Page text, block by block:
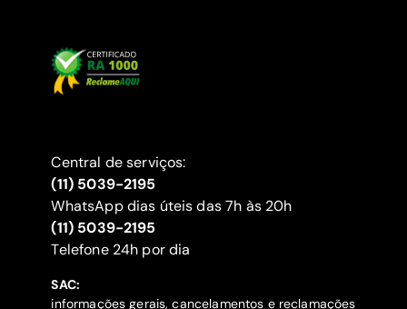
Central de serviços:
(11) 5039-2195
WhatsApp dias úteis das 7h às 20h
(11) 5039-2195
‍Telefone 24h por dia
SAC:
informações gerais, cancelamentos e reclamações